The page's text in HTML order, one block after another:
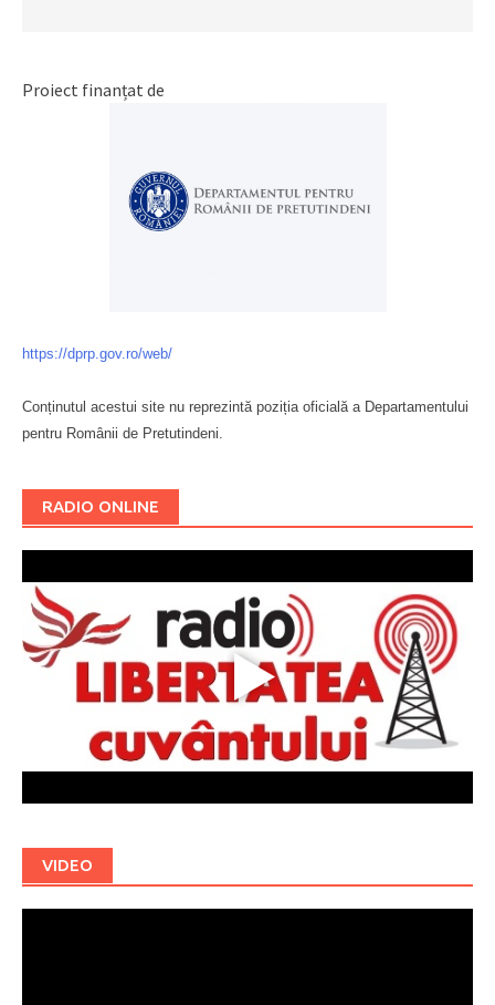
Proiect finanțat de
https://dprp.gov.ro/web/
Conținutul acestui site nu reprezintă poziția oficială a Departamentului
pentru Românii de Pretutindeni.
RADIO ONLINE
VIDEO